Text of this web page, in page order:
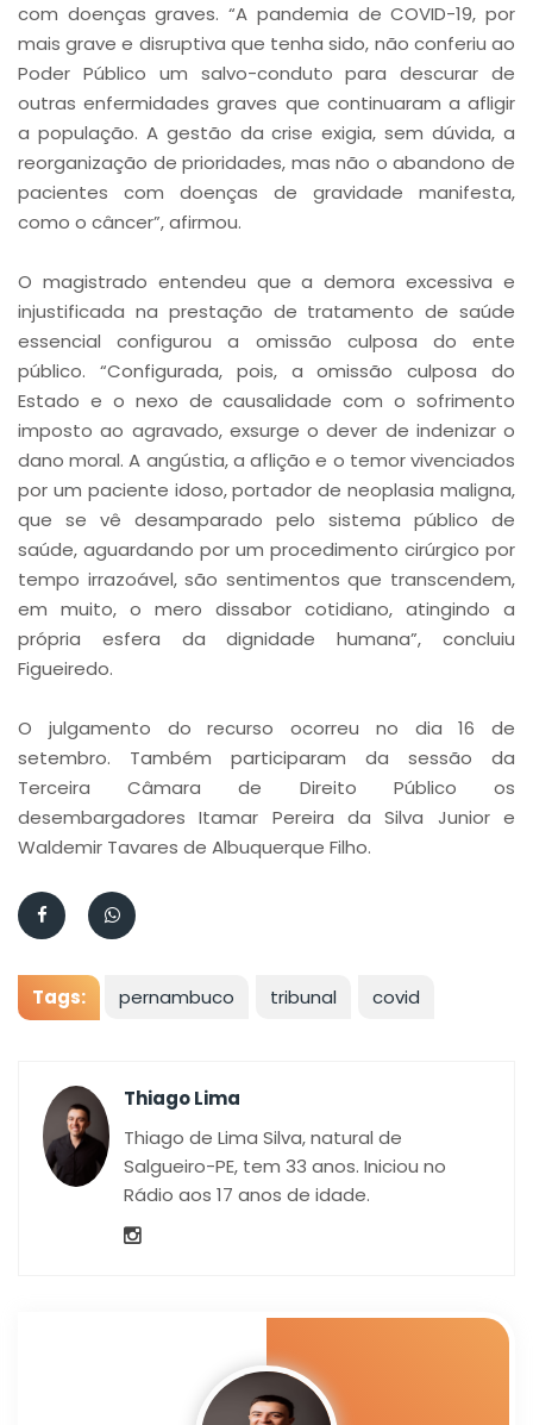
com doenças graves. “A pandemia de COVID-19, por
mais grave e disruptiva que tenha sido, não conferiu ao
Poder Público um salvo-conduto para descurar de
outras enfermidades graves que continuaram a afligir
a população. A gestão da crise exigia, sem dúvida, a
reorganização de prioridades, mas não o abandono de
pacientes com doenças de gravidade manifesta,
como o câncer”, afirmou.
O magistrado entendeu que a demora excessiva e
injustificada na prestação de tratamento de saúde
essencial configurou a omissão culposa do ente
público. “Configurada, pois, a omissão culposa do
Estado e o nexo de causalidade com o sofrimento
imposto ao agravado, exsurge o dever de indenizar o
dano moral. A angústia, a aflição e o temor vivenciados
por um paciente idoso, portador de neoplasia maligna,
que se vê desamparado pelo sistema público de
saúde, aguardando por um procedimento cirúrgico por
tempo irrazoável, são sentimentos que transcendem,
em muito, o mero dissabor cotidiano, atingindo a
própria esfera da dignidade humana”, concluiu
Figueiredo.
O julgamento do recurso ocorreu no dia 16 de
setembro. Também participaram da sessão da
Terceira Câmara de Direito Público os
desembargadores Itamar Pereira da Silva Junior e
Waldemir Tavares de Albuquerque Filho.
Tags: pernambuco tribunal covid
Thiago Lima
Thiago de Lima Silva, natural de
Salgueiro-PE, tem 33 anos. Iniciou no
Rádio aos 17 anos de idade.